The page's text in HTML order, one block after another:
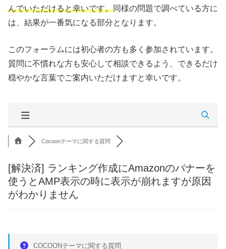
んでいただけると幸いです。同様の問題で調べている方に
は、結果が一番気になる部分となります。
このフォーラムには初心者の方も多く参加されています。
質問に不慣れな方も安心して相談できるよう、できるだけ
穏やかな言葉でご案内いただけますと幸いです。
Cocoonテーマに関する質問
[解決済] ランキング作成にAmazonのバナーを
使うとAMP表示の時に表示が崩れますが原因
がわかりません
COCOONテーマに関する質問